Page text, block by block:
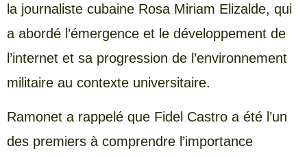
la journaliste cubaine Rosa Miriam Elizalde, qui
a abordé l’émergence et le développement de
l’internet et sa progression de l’environnement
militaire au contexte universitaire.
Ramonet a rappelé que Fidel Castro a été l’un
des premiers à comprendre l’importance